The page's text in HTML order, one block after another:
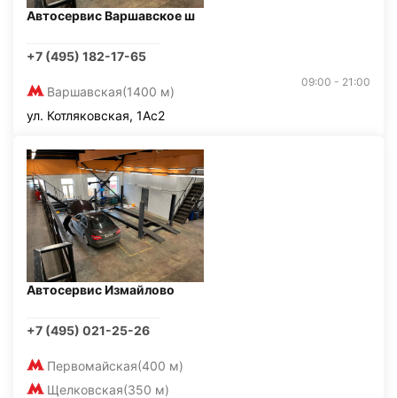
Автосервис Варшавское ш
+7 (495) 182-17-65
Варшавская(1400 м)
09:00 - 21:00
ул. Котляковская, 1Ас2
Автосервис Измайлово
+7 (495) 021-25-26
Первомайская(400 м)
Щелковская(350 м)